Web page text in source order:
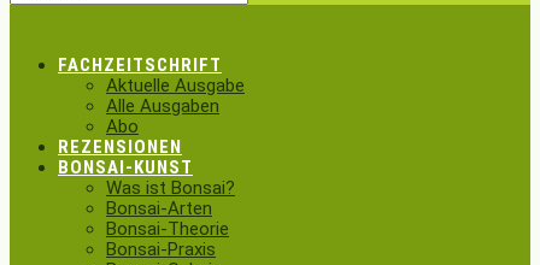
FACHZEITSCHRIFT
Aktuelle Ausgabe
Alle Ausgaben
Abo
REZENSIONEN
BONSAI-KUNST
Was ist Bonsai?
Bonsai-Arten
Bonsai-Theorie
Bonsai-Praxis